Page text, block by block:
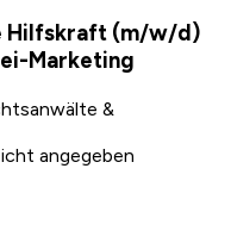
Hilfskraft (m/w/d)
Marketing
&
angegeben